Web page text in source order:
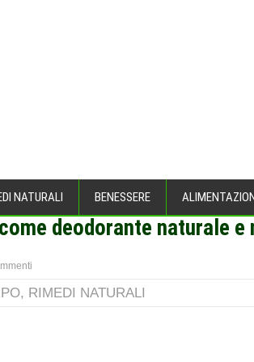
NATURALI BENESSERE
CORPO >
deodorante naturale e
, RIMEDI NATURALI